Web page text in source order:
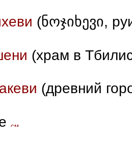
(ნოჯიხევი,
(храм в
(древний